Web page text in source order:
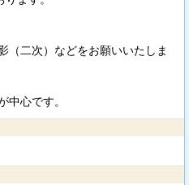
（二次）などをお願いいたしま
中心です。